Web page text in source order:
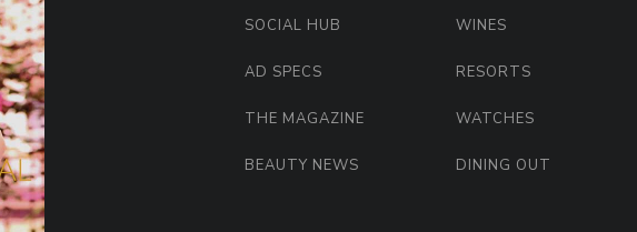
SOCIAL HUB
AD SPECS
THE MAGAZINE
BEAUTY NEWS
WINES
RESORTS
WATCHES
DINING OUT